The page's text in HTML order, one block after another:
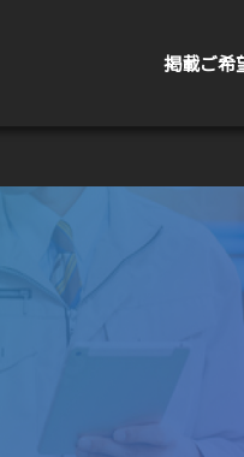
掲載ご希